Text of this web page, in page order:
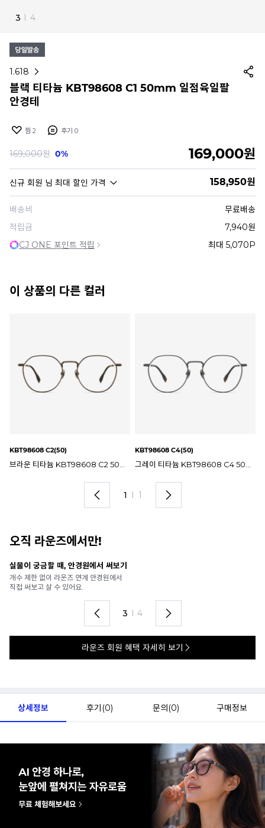
4 I 4
1.618
블랙 티타늄 KBT98608 C1 50mm 일점육일팔
안경테
찜 2 후기 0
169,000원 0% 169,000원
신규 회원 님 최대 할인 가격 158,950원
배송비
무료배송
적립금
7,940원
CJ ONE 포인트 적립
최대 5,070P
이 상품의 다른 컬러
KBT98608 C2(50) KBT98608 C4(50)
1 I 1
오직 라운즈에서만!
안경 렌즈 맞춤까지 한 번에
가까운 안경원으로 배송받아
렌즈 맞춤부터 피팅까지 편하게!
4 I 4
라운즈 회원 혜택 자세히 보기
상세정보 후기(0) 문의(0) 구매정보